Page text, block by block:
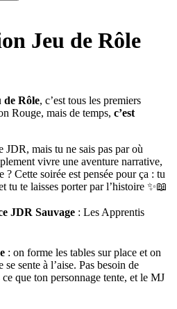
Jeu de Rôle
de Rôle, c’est tous les premiers
Rouge, mais de temps, c’est
mais tu ne sais pas par où
vivre une aventure narrative,
Cette soirée est pensée pour ça : tu
tu te laisses porter par l’histoire ✨📖
JDR Sauvage : Les Apprentis
: on forme les tables sur place et on
sente à l’aise. Pas besoin de
que ton personnage tente, et le MJ